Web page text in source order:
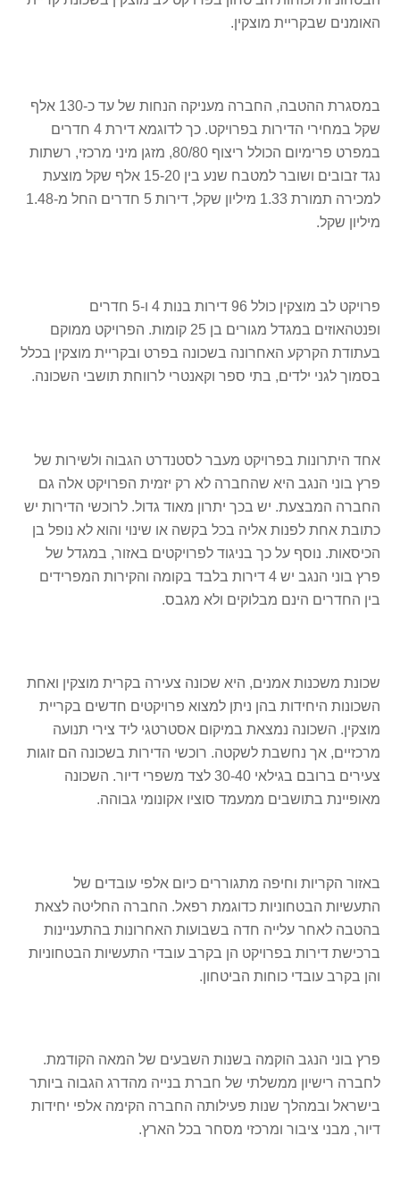
האומנים שבקריית מוצקין.
במסגרת ההטבה, החברה מעניקה הנחות של עד כ-130 אלף
שקל במחירי הדירות בפרויקט. כך לדוגמא דירת 4 חדרים
במפרט פרימיום הכולל ריצוף 80/80, מזגן מיני מרכזי, רשתות
נגד זבובים ושובר למטבח שנע בין 15-20 אלף שקל מוצעת
למכירה תמורת 1.33 מיליון שקל, דירות 5 חדרים החל מ-1.48
מיליון שקל.
פרויקט לב מוצקין כולל 96 דירות בנות 4 ו-5 חדרים
ופנטהאוזים במגדל מגורים בן 25 קומות. הפרויקט ממוקם
בעתודת הקרקע האחרונה בשכונה בפרט ובקריית מוצקין בכלל
בסמוך לגני ילדים, בתי ספר וקאנטרי לרווחת תושבי השכונה.
אחד היתרונות בפרויקט מעבר לסטנדרט הגבוה ולשירות של
פרץ בוני הנגב היא שהחברה לא רק יזמית הפרויקט אלה גם
החברה המבצעת. יש בכך יתרון מאוד גדול. לרוכשי הדירות יש
כתובת אחת לפנות אליה בכל בקשה או שינוי והוא לא נופל בן
הכיסאות. נוסף על כך בניגוד לפרויקטים באזור, במגדל של
פרץ בוני הנגב יש 4 דירות בלבד בקומה והקירות המפרידים
בין החדרים הינם מבלוקים ולא מגבס.
שכונת משכנות אמנים, היא שכונה צעירה בקרית מוצקין ואחת
השכונות היחידות בהן ניתן למצוא פרויקטים חדשים בקריית
מוצקין. השכונה נמצאת במיקום אסטרטגי ליד צירי תנועה
מרכזיים, אך נחשבת לשקטה. רוכשי הדירות בשכונה הם זוגות
צעירים ברובם בגילאי 30-40 לצד משפרי דיור. השכונה
מאופיינת בתושבים ממעמד סוציו אקונומי גבוהה.
באזור הקריות וחיפה מתגוררים כיום אלפי עובדים של
התעשיות הבטחוניות כדוגמת רפאל. החברה החליטה לצאת
בהטבה לאחר עלייה חדה בשבועות האחרונות בהתעניינות
ברכישת דירות בפרויקט הן בקרב עובדי התעשיות הבטחוניות
והן בקרב עובדי כוחות הביטחון.
פרץ בוני הנגב הוקמה בשנות השבעים של המאה הקודמת.
לחברה רישיון ממשלתי של חברת בנייה מהדרג הגבוה ביותר
בישראל ובמהלך שנות פעילותה החברה הקימה אלפי יחידות
דיור, מבני ציבור ומרכזי מסחר בכל הארץ.